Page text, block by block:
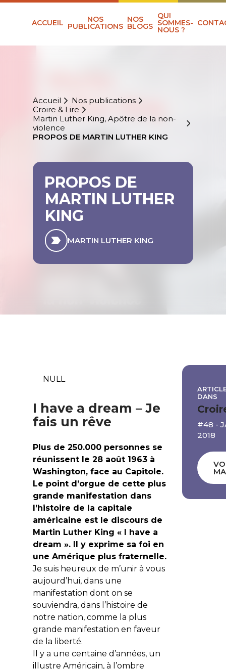
ACCUEIL NOS
PUBLICATIONS
NOS
BLOGS
QUI
SOMMES-
NOUS ?
Accueil
Nos publications
Croire & Lire
Martin Luther King, Apôtre de la non-
violence
PROPOS DE MARTIN LUTHER KING
PROPOS DE
MARTIN LUTHER
KING
MARTIN LUTHER KING
NULL
I have a dream – Je
fais un rêve
Plus de 250.000 personnes se
réunissent le 28 août 1963 à
Washington, face au Capitole.
Le point d’orgue de cette plus
grande manifestation dans
l’histoire de la capitale
américaine est le discours de
Martin Luther King « I have a
dream ». Il y exprime sa foi en
une Amérique plus fraternelle.
Je suis heureux de m’unir à vous
aujourd’hui, dans une
manifestation dont on se
souviendra, dans l’histoire de
notre nation, comme la plus
grande manifestation en faveur
de la liberté.
Il y a une centaine d’années, un
illustre Américain, à l’ombre
DANS
#48 -
2018